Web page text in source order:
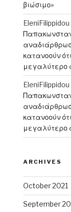
βιώσιμο»
EleniFilippidou
κατανοούν
μεγαλύτερο
EleniFilippidou
κατανοούν
μεγαλύτερο
ARCHIVES
October 2021
September